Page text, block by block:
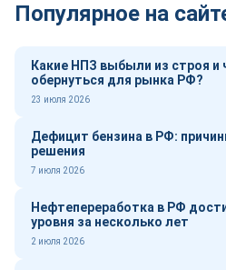
Популярное на
Какие НПЗ выбыли из строя
обернуться для рынка РФ?
23 июля 2026
Дефицит бензина в РФ:
решения
7 июля 2026
Нефтепереработка в РФ
уровня за несколько лет
2 июля 2026